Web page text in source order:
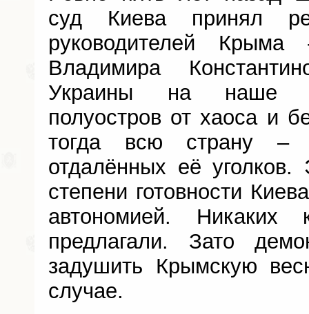
суд Киева принял
руководителей
Владимира
Украины на наше
полуостров от хаоса и
тогда всю страну
отдалённых её
степени готовности
автономией.
предлагали. Зато
задушить Крымскую
случае.